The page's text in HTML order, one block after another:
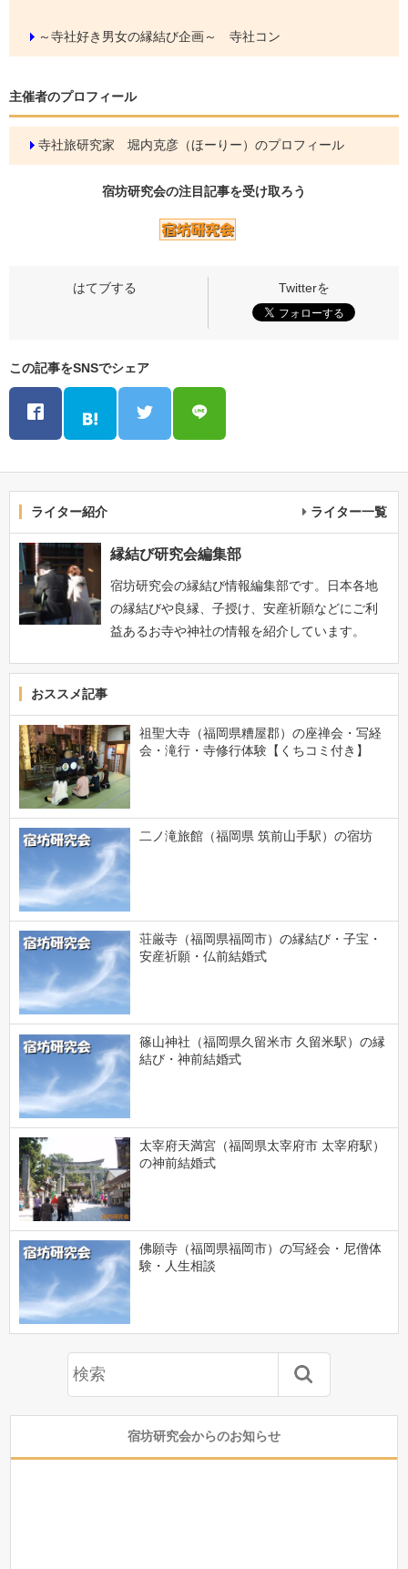
～寺社好き男女の縁結び企画～ 寺社コン
主催者のプロフィール
寺社旅研究家 堀内克彦（ほーりー）のプロフィール
宿坊研究会の注目記事を受け取ろう
この記事をSNSでシェア
ライター紹介 ライター一覧
縁結び研究会編集部
宿坊研究会の縁結び情報編集部です。日本各地
の縁結びや良縁、子授け、安産祈願などにご利
益あるお寺や神社の情報を紹介しています。
おススメ記事
祖聖大寺（福岡県糟屋郡）の座禅会・写経
会・滝行・寺修行体験【くちコミ付き】
二ノ滝旅館（福岡県 筑前山手駅）の宿坊
荘厳寺（福岡県福岡市）の縁結び・子宝・
安産祈願・仏前結婚式
篠山神社（福岡県久留米市 久留米駅）の縁
結び・神前結婚式
太宰府天満宮（福岡県太宰府市 太宰府駅）
の神前結婚式
佛願寺（福岡県福岡市）の写経会・尼僧体
験・人生相談
宿坊研究会からのお知らせ